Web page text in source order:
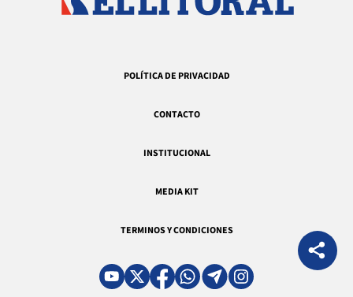
POLÍTICA DE PRIVACIDAD
CONTACTO
INSTITUCIONAL
MEDIA KIT
TERMINOS Y CONDICIONES